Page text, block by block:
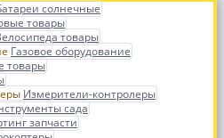
солнечные
товары
товары
Газовое оборудование
товары
Измерители-контролеры
сада
запчасти